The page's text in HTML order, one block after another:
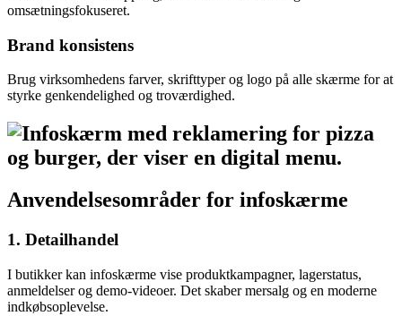
omsætningsfokuseret.
Brand konsistens
Brug virksomhedens farver, skrifttyper og logo på alle skærme for at
styrke genkendelighed og troværdighed.
Anvendelsesområder for infoskærme
1. Detailhandel
I butikker kan infoskærme vise produktkampagner, lagerstatus,
anmeldelser og demo-videoer. Det skaber mersalg og en moderne
indkøbsoplevelse.